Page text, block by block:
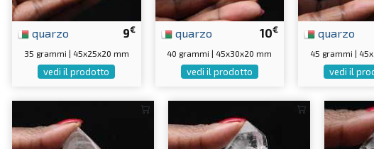
9€
quarzo
35 grammi | 45x25x20 mm
vedi il prodotto
10€
quarzo
40 grammi | 45x30x20 mm
vedi il prodotto
quarzo
45 grammi |
vedi il